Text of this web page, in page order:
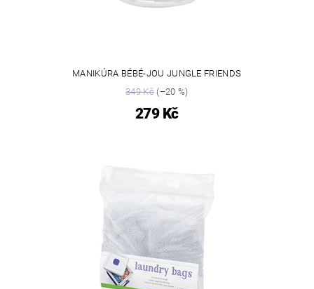
MANIKÚRA BÉBÉ-JOU JUNGLE FRIENDS
349 Kč(–20 %)
279 Kč